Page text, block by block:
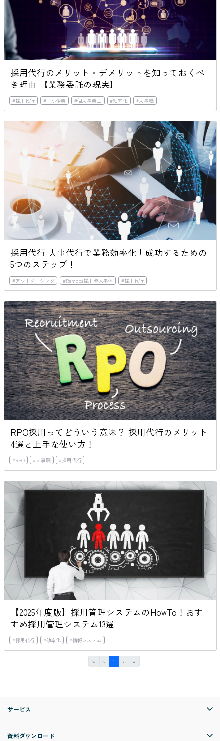
採用代行のメリット・デメリットを知っておくべ
き理由 【業務委託の現実】
#採用代行 #中小企業 #個人事業主 #効率化 #人事職
採用代行 人事代行で業務効率化！成功するための
5つのステップ！
#アウトソーシング #Remoba採用導入事例 #採用代行
RPO採用ってどういう意味？ 採用代行のメリット
4選と上手な使い方！
#RPO #人事職 #採用代行
【2025年度版】採用管理システムのHowTo！おす
すめ採用管理システム13選
#採用代行 #効率化 #情報システム
« First‹ Previous
1 (current)
› Next»
サービス
資料ダウンロード